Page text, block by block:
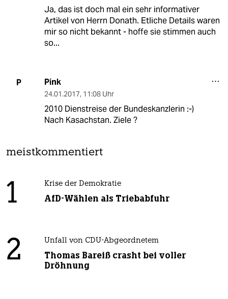
Ja, das ist doch mal ein sehr informativer
Artikel von Herrn Donath. Etliche Details waren
mir so nicht bekannt - hoffe sie stimmen auch
so...
P Pink
24.01.2017, 11:08 Uhr
2010 Dienstreise der Bundeskanzlerin :-)
Nach Kasachstan. Ziele ?
meistkommentiert
1 Krise der Demokratie
AfD-Wählen als Triebabfuhr
2 Unfall von CDU-Abgeordnetem
Thomas Bareiß crasht bei voller
Dröhnung